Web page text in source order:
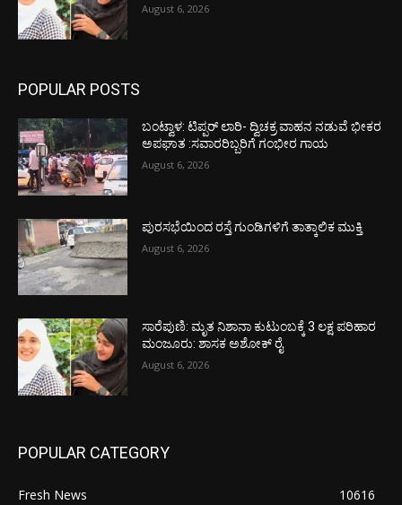
August 6, 2026
POPULAR POSTS
ಬಂಟ್ವಾಳ: ಟಿಪ್ಪರ್ ಲಾರಿ- ದ್ವಿಚಕ್ರ ವಾಹನ ನಡುವೆ ಭೀಕರ
ಅಪಘಾತ :ಸವಾರರಿಬ್ಬರಿಗೆ ಗಂಭೀರ ಗಾಯ
August 6, 2026
ಪುರಸಭೆಯಿಂದ ರಸ್ತೆ ಗುಂಡಿಗಳಿಗೆ ತಾತ್ಕಾಲಿಕ ಮುಕ್ತಿ
August 6, 2026
ಸಾರೆಪುಣಿ: ಮೃತ ನಿಶಾನಾ ಕುಟುಂಬಕ್ಕೆ 3 ಲಕ್ಷ ಪರಿಹಾರ
ಮಂಜೂರು: ಶಾಸಕ ಅಶೋಕ್ ರೈ
August 6, 2026
POPULAR CATEGORY
Fresh News
10616